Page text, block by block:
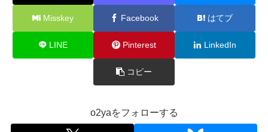
Misskey Facebook はてブ
LINE Pinterest LinkedIn
コピー
o2yaをフォローする